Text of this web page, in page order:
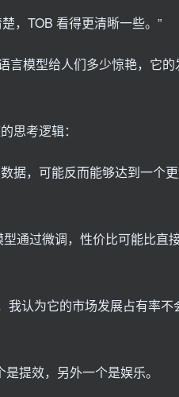
，TOB 看得更清晰一些。”
言模型给人们多少惊艳，它
思考逻辑：
据，可能反而能够达到一个
通过微调，性价比可能比直
我认为它的市场发展占有率不
提效，另外一个是娱乐。